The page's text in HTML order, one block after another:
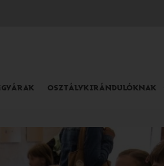
OSZTÁLYKIRÁNDULÓKNAK